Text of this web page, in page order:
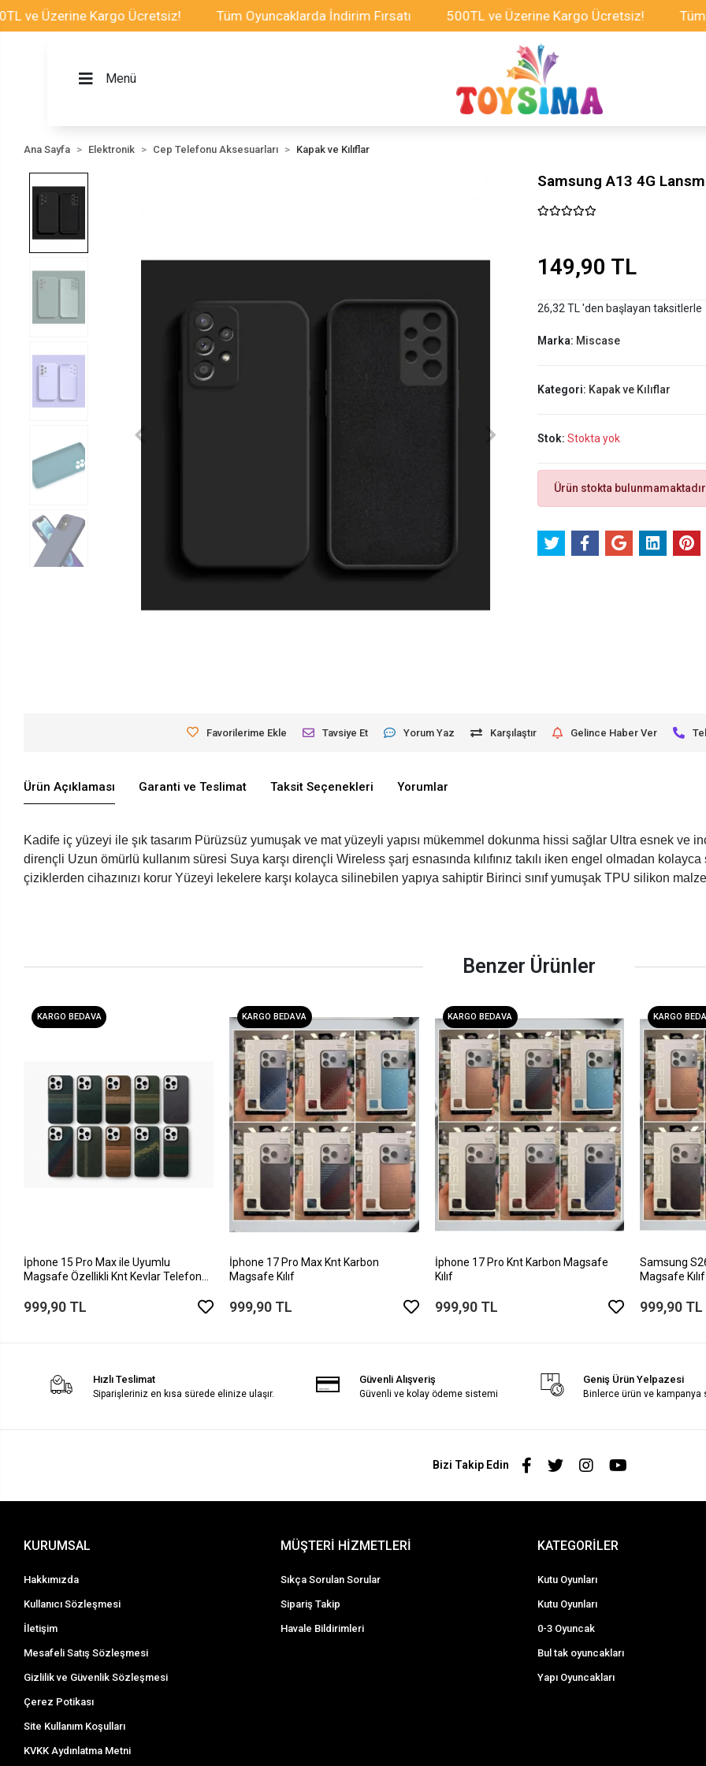
Üzerine Kargo Ücretsiz! Tüm Oyuncaklarda İndirim Fırsatı 500TL ve Üzerine Kargo Ücretsiz! Tüm
Menü
Ana Sayfa Elektronik Cep Telefonu Aksesuarları Kapak ve Kılıflar
Samsung A13 4G
149,90 TL
26,32 TL 'den başlayan taksitlerle
Marka: Miscase
Kategori: Kapak ve Kılıflar
Stok: Stokta yok
Ürün stokta
Favorilerime Ekle Tavsiye Et Yorum Yaz Karşılaştır Gelince Haber Ver
Ürün Açıklaması Garanti ve Teslimat Taksit Seçenekleri Yorumlar
Kadife iç yüzeyi ile şık tasarım Pürüzsüz yumuşak ve mat yüzeyli yapısı mükemmel dokunma hissi sağlar Ultra esnek ve
dirençli Uzun ömürlü kullanım süresi Suya karşı dirençli Wireless şarj esnasında kılıfınız takılı iken engel olmadan
çiziklerden cihazınızı korur Yüzeyi lekelere karşı kolayca silinebilen yapıya sahiptir Birinci sınıf yumuşak TPU silikon
Benzer Ürünler
KARGO BEDAVA
İphone 15 Pro Max ile Uyumlu
Magsafe Özellikli Knt Kevlar Telefon
999,90 TL
KARGO BEDAVA
İphone 17 Pro Max Knt Karbon
Magsafe Kılıf
999,90 TL
KARGO BEDAVA
İphone 17 Pro Knt Karbon Magsafe
Kılıf
999,90 TL
KARGO
Samsung
Magsafe Kılıf
999,90 TL
Hızlı Teslimat
Siparişleriniz en kısa sürede elinize ulaşır.
Güvenli Alışveriş
Güvenli ve kolay ödeme sistemi
Geniş Ürün Yelpazesi
Binlerce ürün ve kampanya
Bizi Takip Edin
KURUMSAL
Hakkımızda
Kullanıcı Sözleşmesi
İletişim
Mesafeli Satış Sözleşmesi
Gizlilik ve Güvenlik Sözleşmesi
Çerez Potikası
Site Kullanım Koşulları
KVKK Aydınlatma Metni
MÜŞTERİ HİZMETLERİ
Sıkça Sorulan Sorular
Sipariş Takip
Havale Bildirimleri
KATEGORİLER
Kutu Oyunları
Kutu Oyunları
0-3 Oyuncak
Bul tak oyuncakları
Yapı Oyuncakları